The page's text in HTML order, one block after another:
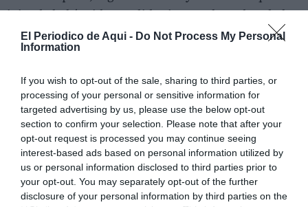
El Periodico de Aqui - Do Not Process My Personal
Information
If you wish to opt-out of the sale, sharing to third parties, or
processing of your personal or sensitive information for
targeted advertising by us, please use the below opt-out
section to confirm your selection. Please note that after your
opt-out request is processed you may continue seeing
interest-based ads based on personal information utilized by
us or personal information disclosed to third parties prior to
your opt-out. You may separately opt-out of the further
disclosure of your personal information by third parties on the
vivienda había sido vendida sin que el apoderado le
hubiese informado ni entregado el dinero pactado.
entrega del importe durante meses y, pese a las
insistentes reclamaciones, únicamente le transfirió
22.000 euros de los 201.000 que correspondían.